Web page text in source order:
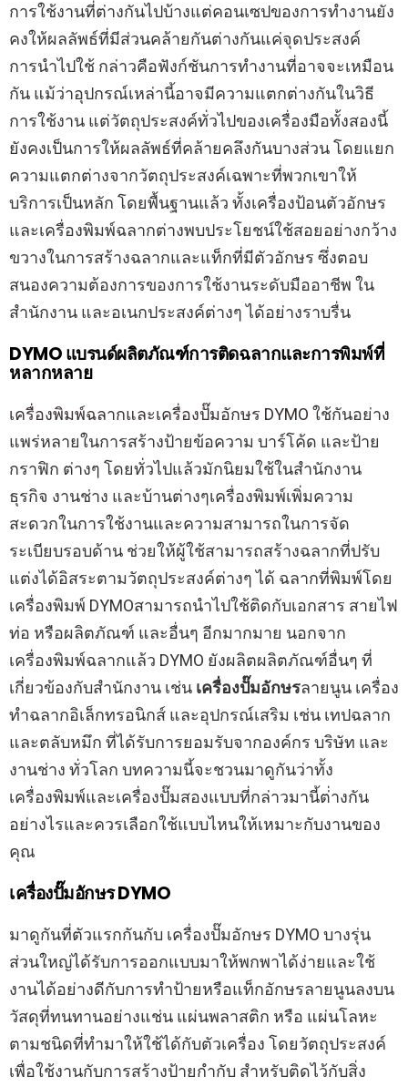
การใช้งานที่ต่างกันไปบ้างแต่คอนเซปของการทำงานยัง
คงให้ผลลัพธ์ที่มีส่วนคล้ายกันต่างกันแค่จุดประสงค์
การนำไปใช้ กล่าวคือฟังก์ชันการทำงานที่อาจจะเหมือน
กัน แม้ว่าอุปกรณ์เหล่านี้อาจมีความแตกต่างกันในวิธี
การใช้งาน แต่วัตถุประสงค์ทั่วไปของเครื่องมือทั้งสองนี้
ยังคงเป็นการให้ผลลัพธ์ที่คล้ายคลึงกันบางส่วน โดยแยก
ความแตกต่างจากวัตถุประสงค์เฉพาะที่พวกเขาให้
บริการเป็นหลัก โดยพื้นฐานแล้ว ทั้งเครื่องป้อนตัวอักษร
และเครื่องพิมพ์ฉลากต่างพบประโยชน์ใช้สอยอย่างกว้าง
ขวางในการสร้างฉลากและแท็กที่มีตัวอักษร ซึ่งตอบ
สนองความต้องการของการใช้งานระดับมืออาชีพ ใน
สำนักงาน และอเนกประสงค์ต่างๆ ได้อย่างราบรื่น
DYMO แบรนด์ผลิตภัณฑ์การติดฉลากและการพิมพ์ที่
หลากหลาย
เครื่องพิมพ์ฉลากและเครื่องปั๊มอักษร DYMO ใช้กันอย่าง
แพร่หลายในการสร้างป้ายข้อความ บาร์โค้ด และป้าย
กราฟิก ต่างๆ โดยทั่วไปแล้วมักนิยมใช้ในสำนักงาน
ธุรกิจ งานช่าง และบ้านต่างๆเครื่องพิมพ์เพิ่มความ
สะดวกในการใช้งานและความสามารถในการจัด
ระเบียบรอบด้าน ช่วยให้ผู้ใช้สามารถสร้างฉลากที่ปรับ
แต่งได้อิสระตามวัตถุประสงค์ต่างๆ ได้ ฉลากที่พิมพ์โดย
เครื่องพิมพ์ DYMOสามารถนำไปใช้ติดกับเอกสาร สายไฟ
ท่อ หรือผลิตภัณฑ์ และอื่นๆ อีกมากมาย นอกจาก
เครื่องพิมพ์ฉลากแล้ว DYMO ยังผลิตผลิตภัณฑ์อื่นๆ ที่
เกี่ยวข้องกับสำนักงาน เช่น เครื่องปั๊มอักษรลายนูน เครื่อง
ทำฉลากอิเล็กทรอนิกส์ และอุปกรณ์เสริม เช่น เทปฉลาก
และตลับหมึก ที่ได้รับการยอมรับจากองค์กร บริษัท และ
งานช่าง ทั่วโลก บทความนี้จะชวนมาดูกันว่าทั้ง
เครื่องพิมพ์และเครื่องปั๊มสองแบบที่กล่าวมานี้ต่่างกัน
อย่างไรและควรเลือกใช้แบบไหนให้เหมาะกับงานของ
คุณ
เครื่องปั๊มอักษร DYMO
มาดูกันที่ตัวแรกกันกับ เครื่องปั๊มอักษร DYMO บางรุ่น
ส่วนใหญ่ได้รับการออกแบบมาให้พกพาได้ง่ายและใช้
งานได้อย่างดีกับการทำป้ายหรือแท็กอักษรลายนูนลงบน
วัสดุที่ทนทานอย่างแช่น แผ่นพลาสติก หรือ แผ่นโลหะ
ตามชนิดที่ทำมาให้ใช้ได้กับตัวเครื่อง โดยวัตถุประสงค์
เพื่อใช้งานกับการสร้างป้ายกำกับ สำหรับติดไว้กับสิ่ง